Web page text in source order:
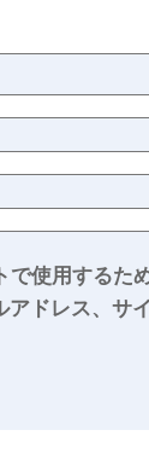
で使用するた
ドレス、サ